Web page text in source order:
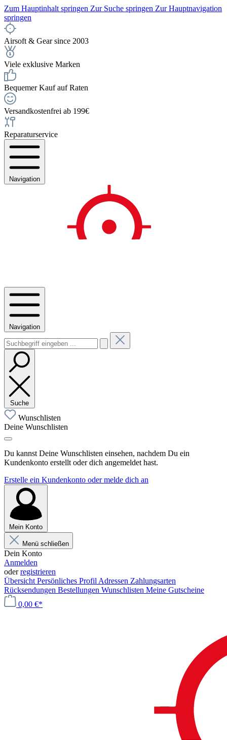
Zum Hauptinhalt springen Zur Suche springen Zur Hauptnavigation
springen
Airsoft & Gear since 2003
Viele exklusive Marken
Bequemer Kauf auf Raten
Versandkostenfrei ab 199€
Reparaturservice
Navigation
Navigation
Suche
Wunschlisten
Deine Wunschlisten
Du kannst Deine Wunschlisten einsehen, nachdem Du ein
Kundenkonto erstellt oder dich angemeldet hast.
Erstelle ein Kundenkonto oder melde dich an
Mein Konto
Menü schließen
Dein Konto
Anmelden
oderregistrieren
Übersicht Persönliches Profil Adressen Zahlungsarten
Rücksendungen Bestellungen Wunschlisten Meine Gutscheine
0,00 €*